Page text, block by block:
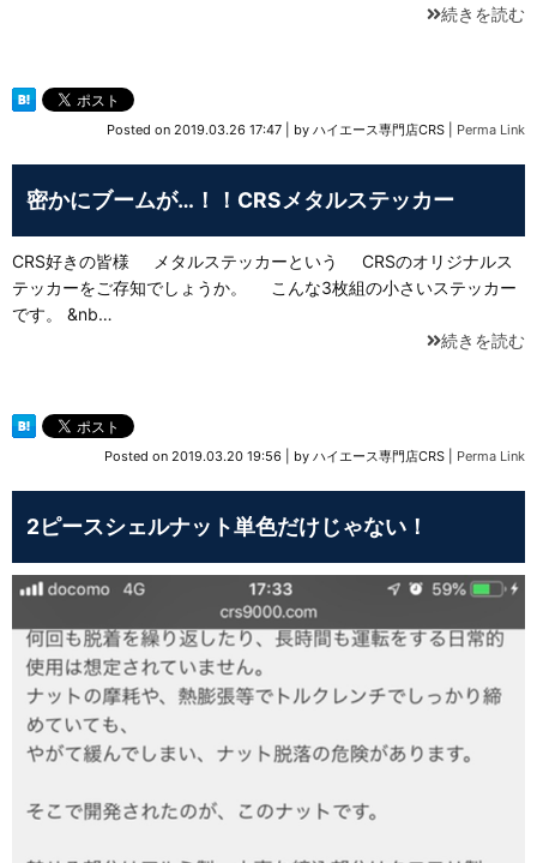
続きを読む
Posted on 2019.03.26 17:47 by ハイエース専門店CRS Perma Link
密かにブームが…！！CRSメタルステッカー
CRS好きの皆様 メタルステッカーという CRSのオリジナルス
テッカーをご存知でしょうか。 こんな3枚組の小さいステッカー
です。 &nb…
続きを読む
Posted on 2019.03.20 19:56 by ハイエース専門店CRS Perma Link
2ピースシェルナット単色だけじゃない！